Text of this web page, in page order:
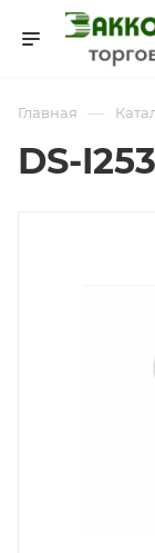
Главная —
DS-